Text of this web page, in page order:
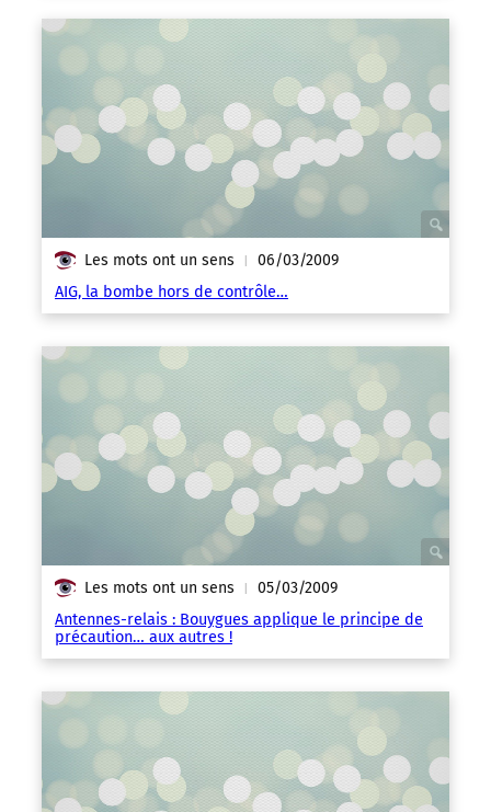
Les mots ont un sens | 06/03/2009
AIG, la bombe hors de contrôle…
Les mots ont un sens | 05/03/2009
Antennes-relais : Bouygues applique le principe de
précaution… aux autres !